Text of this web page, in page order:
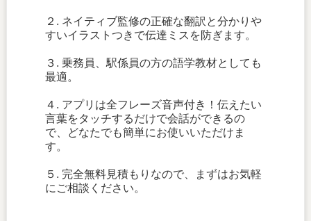
２. ネイティブ監修の正確な翻訳と分かりや
すいイラストつきで伝達ミスを防ぎます。
３. 乗務員、駅係員の方の語学教材としても
最適。
４. アプリは全フレーズ音声付き！伝えたい
言葉をタッチするだけで会話ができるの
で、どなたでも簡単にお使いいただけま
す。
５. 完全無料見積もりなので、まずはお気軽
にご相談ください。